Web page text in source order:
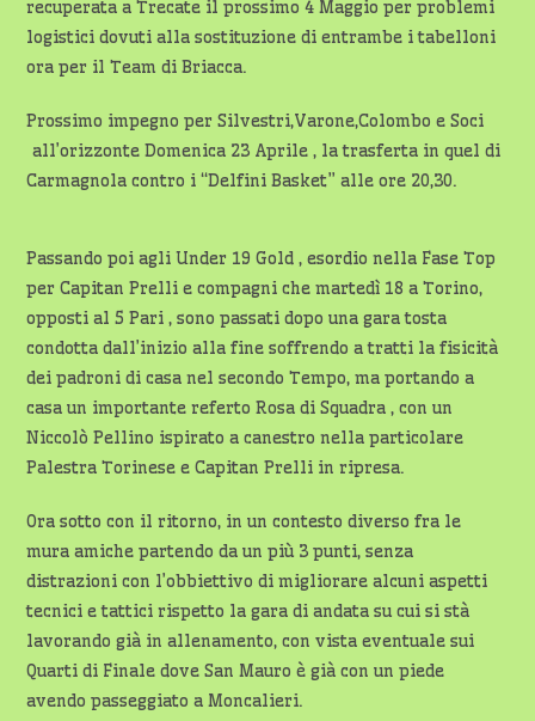
recuperata a Trecate il prossimo 4 Maggio per problemi
logistici dovuti alla sostituzione di entrambe i tabelloni
ora per il Team di Briacca.
Prossimo impegno per Silvestri,Varone,Colombo e Soci
all’orizzonte Domenica 23 Aprile , la trasferta in quel di
Carmagnola contro i “Delfini Basket” alle ore 20,30.
Passando poi agli Under 19 Gold , esordio nella Fase Top
per Capitan Prelli e compagni che martedì 18 a Torino,
opposti al 5 Pari , sono passati dopo una gara tosta
condotta dall’inizio alla fine soffrendo a tratti la fisicità
dei padroni di casa nel secondo Tempo, ma portando a
casa un importante referto Rosa di Squadra , con un
Niccolò Pellino ispirato a canestro nella particolare
Palestra Torinese e Capitan Prelli in ripresa.
Ora sotto con il ritorno, in un contesto diverso fra le
mura amiche partendo da un più 3 punti, senza
distrazioni con l’obbiettivo di migliorare alcuni aspetti
tecnici e tattici rispetto la gara di andata su cui si stà
lavorando già in allenamento, con vista eventuale sui
Quarti di Finale dove San Mauro è già con un piede
avendo passeggiato a Moncalieri.